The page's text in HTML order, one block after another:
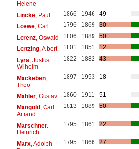
Helene
Lincke, Paul 1866 1946
49
Loewe, Carl 1796 1869
30
Lorenz, Oswald 1806 1889
50
Lortzing, Albert 1801 1851
12
Lyra, Justus
Wilhelm
1822 1882 43
Mackeben,
Theo
1897 1953 18
Mahler, Gustav 1860 1911
51
Mangold , Carl
Amand
1813 1889 50
Marschner,
Heinrich
1795 1861 22
Marx, Adolph
1795 1866 27